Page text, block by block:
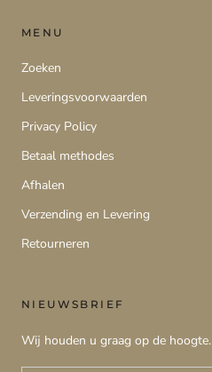
MENU
Zoeken
Leveringsvoorwaarden
Privacy Policy
Betaal methodes
Afhalen
Verzending en Levering
Retourneren
NIEUWSBRIEF
Wij houden u graag op de hoogte.